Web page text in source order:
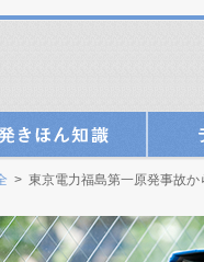
> 東京電力福島第一原発事故